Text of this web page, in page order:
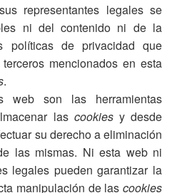
representantes legales se
ni del contenido ni de la
políticas de privacidad que
mencionados en esta
.
web son las herramientas
las cookiesy desde
su derecho a eliminación
las mismas. Ni esta web ni
legales pueden garantizar la
manipulación de las cookies